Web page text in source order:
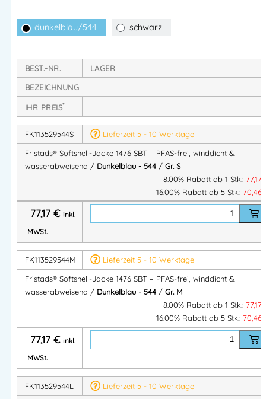
Bewegungsfreiheit, während diegebürstete Innenseite
Reißverschlusstaschenermöglichen sicheres Verstauen von
Werkzeugen und persönlichen Gegenständen. Besonders
nachhaltig: Die Jacke ist
zertifiziert.
Technische Eigenschaften
Winddicht, wasserabweisend und atmungsaktiv
Mechanischer Stretch für maximale Bewegungsfreiheit
Gebürstete Innenseite für erhöhten Tragekomfort
Durchgehender Frontreißverschluss
Zwei Fronttaschen mit Reißverschluss
Verstellbare Ärmelbündchen
OEKO-TEX® zertifiziert
PFAS-frei
Material & Verarbeitung
Material:
Flächengewicht:230 g/m²
Konzept:
Haverdal (nachhaltig & funktional)
BEST.-NR.
LAGER
BEZEICHNUNG
IHR PREIS*
FK113529544S
Lieferzeit 5 - 10 Werktage
Fristads® Softshell-Jacke 1476 SBT – PFAS-frei, winddicht &
wasserabweisend / Dunkelblau - 544/ Gr. S
8.00% Rabatt ab 1 Stk.: 77,17
16.00% Rabatt ab 5 Stk.: 70,46
77,17 € inkl.
MWSt.
FK113529544M
Lieferzeit 5 - 10 Werktage
Fristads® Softshell-Jacke 1476 SBT – PFAS-frei, winddicht &
wasserabweisend / Dunkelblau - 544/ Gr. M
8.00% Rabatt ab 1 Stk.: 77,17
16.00% Rabatt ab 5 Stk.: 70,46
77,17 € inkl.
MWSt.
FK113529544L
Lieferzeit 5 - 10 Werktage
dunkelblau/544 schwarz